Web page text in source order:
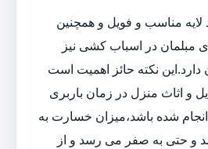
لایه مناسب و فویل و همچنین
مبلمان در اسباب کشی نیز
نکته حائز اهمیت است
و اثاث منزل در زمان باربری
شده باشد،میزان خسارت به
و حتی به صفر می رسد و از